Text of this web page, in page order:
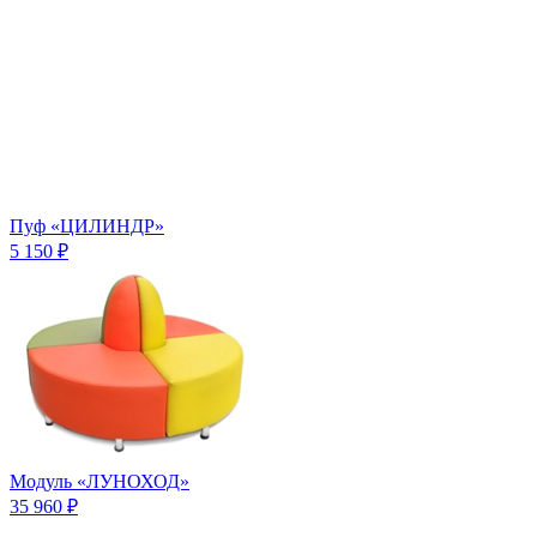
Пуф «ЦИЛИНДР»
5 150 ₽
Модуль «ЛУНОХОД»
35 960 ₽